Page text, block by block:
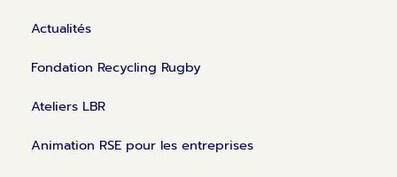
Actualités
Fondation Recycling Rugby
Ateliers LBR
Animation RSE pour les entreprises